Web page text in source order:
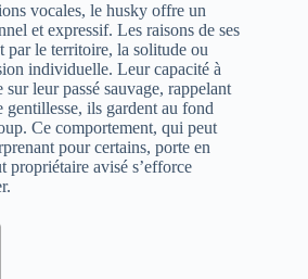
vocales, le husky offre un
et expressif. Les raisons de ses
par le territoire, la solitude ou
individuelle. Leur capacité à
leur passé sauvage, rappelant
ils gardent au fond
Ce comportement, qui peut
pour certains, porte en
propriétaire avisé s’efforce